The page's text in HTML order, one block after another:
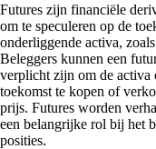
Futures zijn financiële
om te speculeren op de
onderliggende activa,
Beleggers kunnen een
verplicht zijn om de activa
toekomst te kopen of
prijs. Futures worden
een belangrijke rol bij het
posities.